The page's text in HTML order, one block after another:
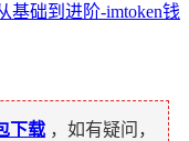
基础到进阶-imtoken钱
下载 ，如有疑问，